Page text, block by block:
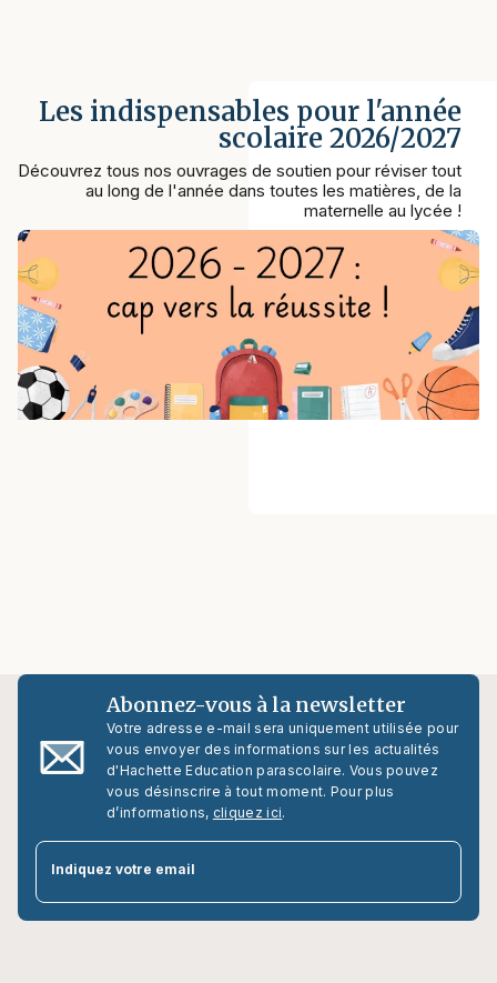
Les indispensables pour l'année
scolaire 2026/2027
Découvrez tous nos ouvrages de soutien pour réviser tout
au long de l'année dans toutes les matières, de la
maternelle au lycée !
Abonnez-vous à la newsletter
Votre adresse e-mail sera uniquement utilisée pour
vous envoyer des informations sur les actualités
d'Hachette Education parascolaire. Vous pouvez
vous désinscrire à tout moment. Pour plus
d’informations, cliquez ici.
Indiquez votre email